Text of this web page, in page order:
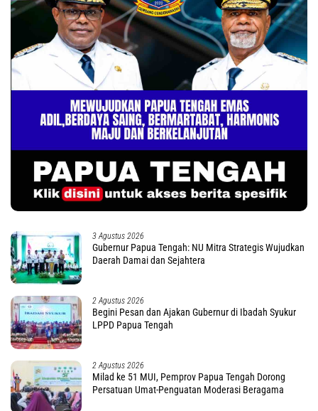
3 Agustus 2026
Gubernur Papua Tengah: NU Mitra Strategis Wujudkan
Daerah Damai dan Sejahtera
2 Agustus 2026
Begini Pesan dan Ajakan Gubernur di Ibadah Syukur
LPPD Papua Tengah
2 Agustus 2026
Milad ke 51 MUI, Pemprov Papua Tengah Dorong
Persatuan Umat-Penguatan Moderasi Beragama